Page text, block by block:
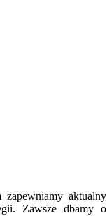
aktualny
Zawsze dbamy o